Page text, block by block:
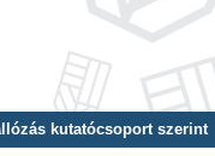
kutatócsoport szerint